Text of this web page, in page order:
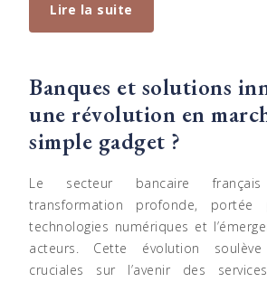
Lire la suite
Banques et solutions
une révolution en
simple gadget ?
Le secteur bancaire
transformation profonde, portée
technologies numériques et
acteurs. Cette évolution
cruciales sur l’avenir des